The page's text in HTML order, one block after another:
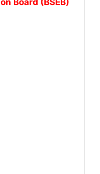
Board (BSEB)